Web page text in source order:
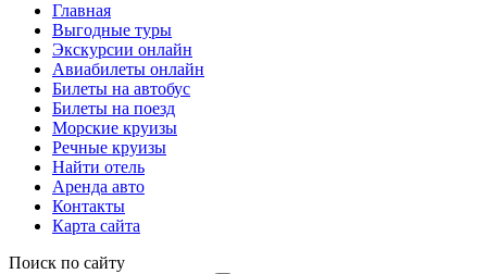
Главная
Выгодные туры
Экскурсии онлайн
Авиабилеты онлайн
Билеты на автобус
Билеты на поезд
Морские круизы
Речные круизы
Найти отель
Аренда авто
Контакты
Карта сайта
Поиск по сайту